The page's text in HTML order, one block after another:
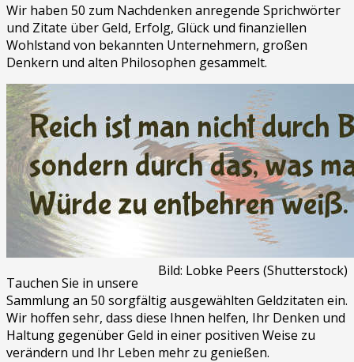
Wir haben 50 zum Nachdenken anregende Sprichwörter
und Zitate über Geld, Erfolg, Glück und finanziellen
Wohlstand von bekannten Unternehmern, großen
Denkern und alten Philosophen gesammelt.
Bild: Lobke Peers (Shutterstock)
Tauchen Sie in unsere
Sammlung an 50 sorgfältig ausgewählten Geldzitaten ein.
Wir hoffen sehr, dass diese Ihnen helfen, Ihr Denken und
Haltung gegenüber Geld in einer positiven Weise zu
verändern und Ihr Leben mehr zu genießen.